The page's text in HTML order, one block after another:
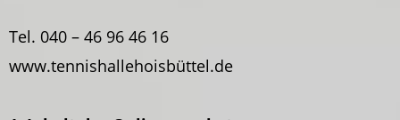
Tel. 040 – 46 96 46 16
www.tennishallehoisbüttel.de